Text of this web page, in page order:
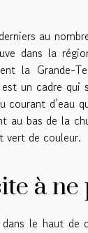
au
dans la
la Grande-
un cadre
d’eau
bas de la
vert de couleur.
à
le haut de